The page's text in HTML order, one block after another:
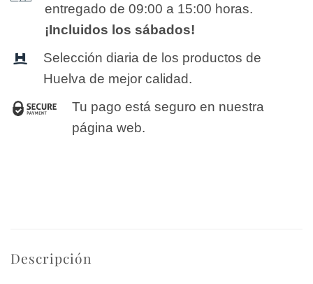
entregado de 09:00 a 15:00 horas.
¡Incluidos los sábados!
Selección diaria de los productos de
Huelva de mejor calidad.
Tu pago está seguro en nuestra
página web.
Descripción